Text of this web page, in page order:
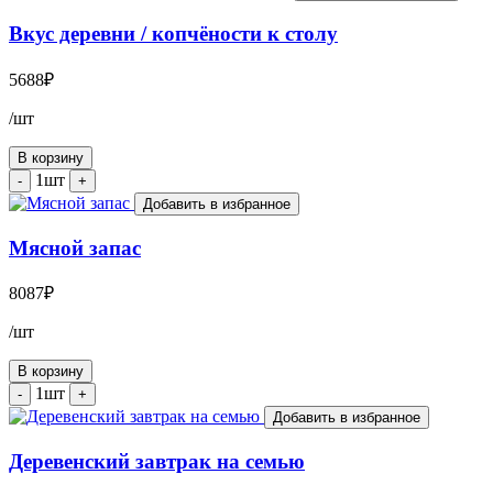
Вкус деревни / копчёности к столу
5688₽
/шт
В корзину
-
1шт
+
Добавить в избранное
Мясной запас
8087₽
/шт
В корзину
-
1шт
+
Добавить в избранное
Деревенский завтрак на семью